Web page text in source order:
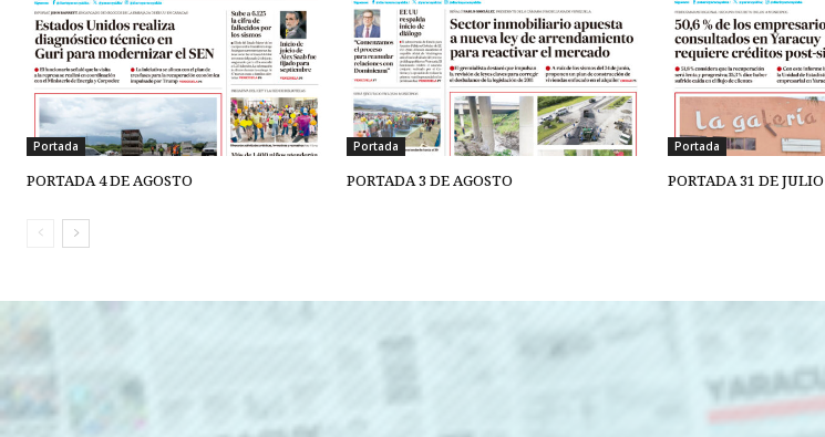
Portada
PORTADA 4 DE AGOSTO
Portada
PORTADA 3 DE AGOSTO
Portada
PORTADA 31 DE JULIO